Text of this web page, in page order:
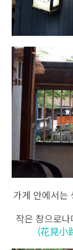
가게 안에서는
작은 창으로나
(花見小